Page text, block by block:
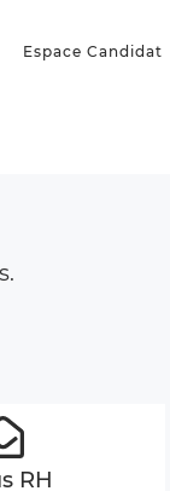
Espace Candidat
RH